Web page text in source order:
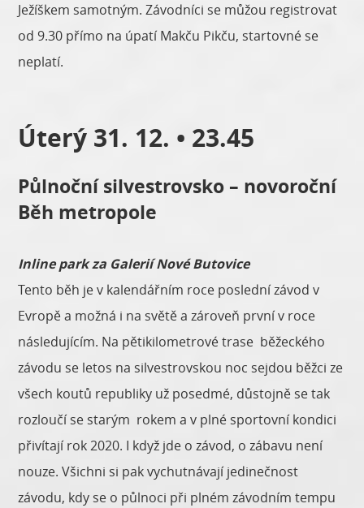
Ježíškem samotným. Závodníci se můžou registrovat
od 9.30 přímo na úpatí Makču Pikču, startovné se
neplatí.
Úterý 31. 12. • 23.45
Půlnoční silvestrovsko – novoroční
Běh metropole
Inline park za Galerií Nové Butovice
Tento běh je v kalendářním roce poslední závod v
Evropě a možná i na světě a zároveň první v roce
následujícím. Na pětikilometrové trase běžeckého
závodu se letos na silvestrovskou noc sejdou běžci ze
všech koutů republiky už posedmé, důstojně se tak
rozloučí se starým rokem a v plné sportovní kondici
přivítají rok 2020. I když jde o závod, o zábavu není
nouze. Všichni si pak vychutnávají jedinečnost
závodu, kdy se o půlnoci při plném závodním tempu